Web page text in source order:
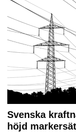
Svenska
höjd